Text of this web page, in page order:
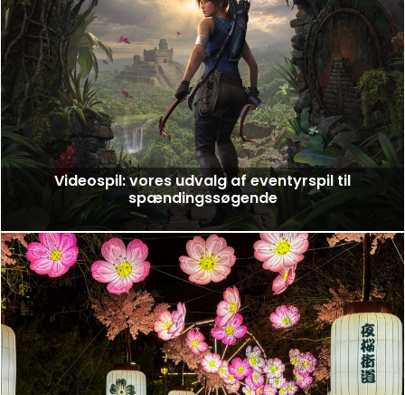
Videospil: vores udvalg af eventyrspil til
spændingssøgende